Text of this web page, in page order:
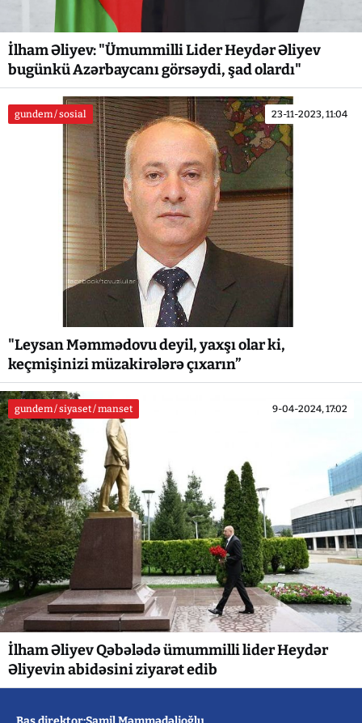
İlham Əliyev: "Ümummilli Lider Heydər Əliyev
bugünkü Azərbaycanı görsəydi, şad olardı"
gundem / sosial 23-11-2023, 11:04
"Leysan Məmmədovu deyil, yaxşı olar ki,
keçmişinizi müzakirələrə çıxarın”
gundem / siyaset / manset 9-04-2024, 17:02
İlham Əliyev Qəbələdə ümummilli lider Heydər
Əliyevin abidəsini ziyarət edib